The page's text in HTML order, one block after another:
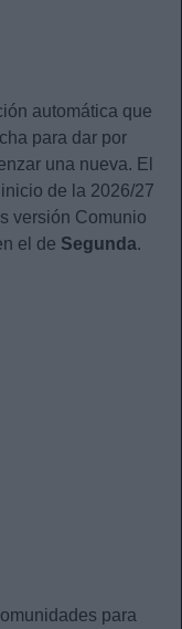
automática que
para dar por
una nueva. El
de la 2026/27
versión Comunio
el de Segunda.
para